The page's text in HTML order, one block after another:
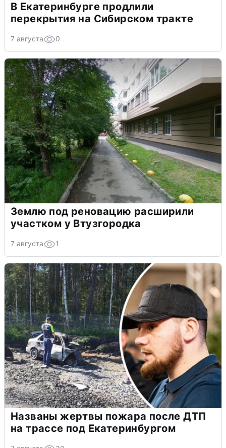
В Екатеринбурге продлили
перекрытия на Сибирском тракте
7 августа 0
Землю под реновацию расширили
участком у Втузгородка
7 августа 1
Названы жертвы пожара после ДТП
на трассе под Екатеринбургом